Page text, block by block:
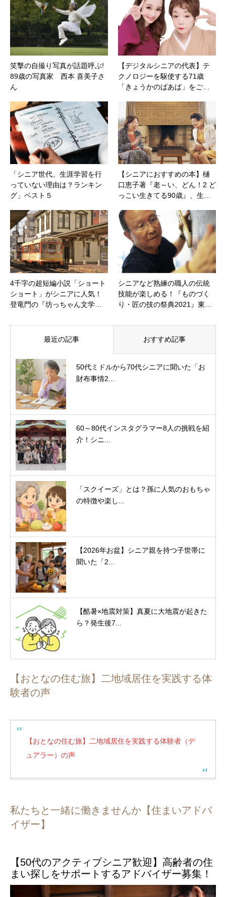
笑撃の自撮り写真が話題呼ぶ!
89歳の写真家 西本 喜美子さ
ん
【デジタルシニアの代表】テ
クノロジーを駆使する71歳
「きょうかのばあば」をご…
「シニア世代、生涯学習を行
っていない理由は？ランキン
グ」ベスト５
【シニアにおすすめの本】樋
口恵子著『老～い、どん！2 ど
っこい生きてる90歳』、生…
4千字の超短編小説「ショート
ショート」がシニアに人気！
登竜門の『坊っちゃん文学…
シニアなど熟練の職人の伝統
技能が楽しめる！『ものづく
り・匠の技の祭典2021』東…
最近の記事 おすすめ記事
50代ミドルから70代シニアに聞いた「お
財布事情2...
60～80代インスタグラマー8人の挑戦を紹
介！シニ...
「スクイーズ」とは？孫に人気のおもちゃ
の特徴や楽し...
【2026年お盆】シニア親を持つ子世帯に
聞いた「2...
【酷暑×地震対策】真夏に大地震が起きた
ら？発生後7...
【おとなの住む旅】二地域居住を実践する体
験者の声
【おとなの住む旅】二地域居住を実践する体験者（デ
ュアラー）の声
私たちと一緒に働きませんか【住まいアドバ
イザー】
【50代のアクティブシニア歓迎】高齢者の住
まい探しをサポートするアドバイザー募集！